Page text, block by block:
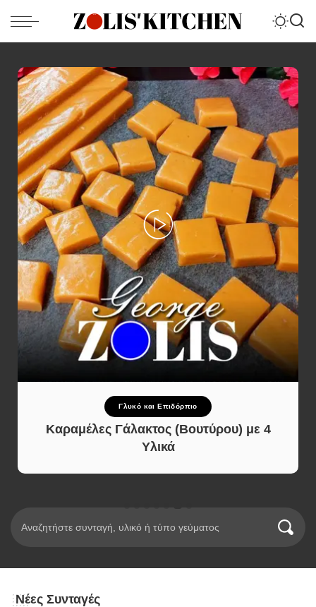
Γλυκό και Επιδόρπιο
Καραμέλες Γάλακτος (Βουτύρου) με 4
Υλικά
Νέες Συνταγές